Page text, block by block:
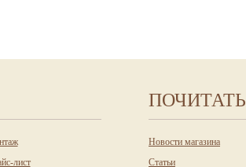
лист
ПОЧИТАТЬ
Новости магазина
Статьи